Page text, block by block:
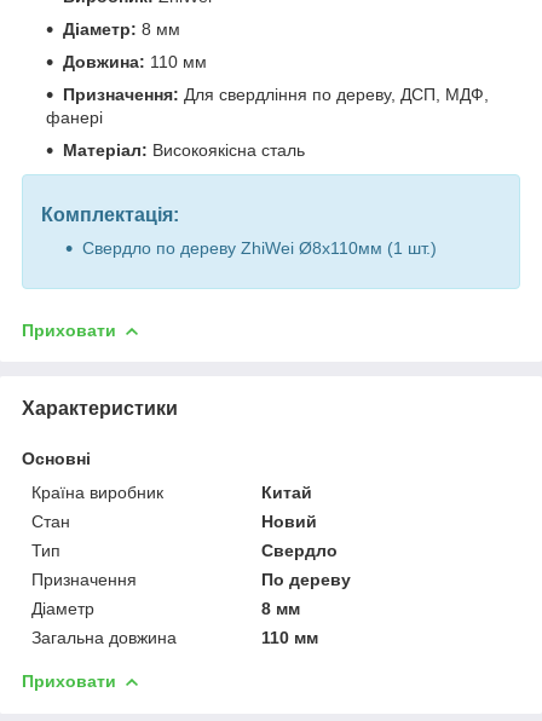
Діаметр: 8 мм
Довжина: 110 мм
Призначення: Для свердління по дереву, ДСП, МДФ,
фанері
Матеріал: Високоякісна сталь
Комплектація:
Свердло по дереву ZhiWei Ø8х110мм (1 шт.)
Приховати
Характеристики
Основні
Країна виробник
Китай
Стан
Новий
Тип
Свердло
Призначення
По дереву
Діаметр
8 мм
Загальна довжина
110 мм
Приховати